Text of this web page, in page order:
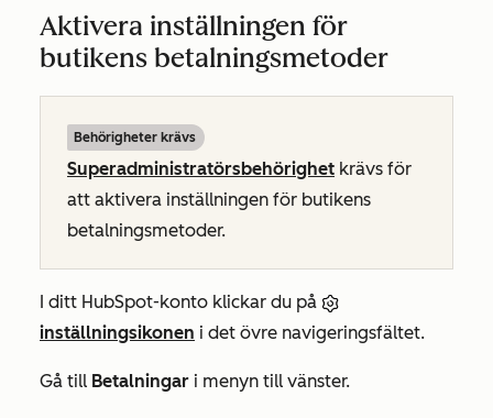
Aktivera inställningen för
butikens betalningsmetoder
Behörigheter krävs
Superadministratörsbehörighet krävs för
att aktivera inställningen för butikens
betalningsmetoder.
I ditt HubSpot-konto klickar du på
inställningsikonen i det övre navigeringsfältet.
Gå till Betalningar i menyn till vänster.